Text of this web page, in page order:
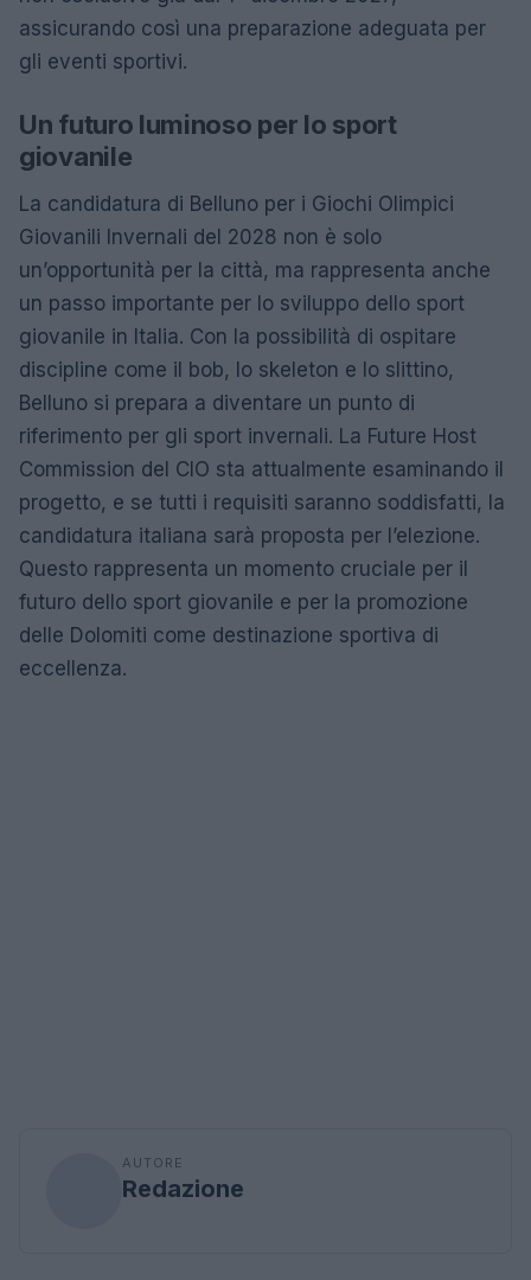
assicurando così una preparazione adeguata per
gli eventi sportivi.
Un futuro luminoso per lo sport
giovanile
La candidatura di Belluno per i Giochi Olimpici
Giovanili Invernali del 2028 non è solo
un’opportunità per la città, ma rappresenta anche
un passo importante per lo sviluppo dello sport
giovanile in Italia. Con la possibilità di ospitare
discipline come il bob, lo skeleton e lo slittino,
Belluno si prepara a diventare un punto di
riferimento per gli sport invernali. La Future Host
Commission del CIO sta attualmente esaminando il
progetto, e se tutti i requisiti saranno soddisfatti, la
candidatura italiana sarà proposta per l’elezione.
Questo rappresenta un momento cruciale per il
futuro dello sport giovanile e per la promozione
delle Dolomiti come destinazione sportiva di
eccellenza.
AUTORE
Redazione